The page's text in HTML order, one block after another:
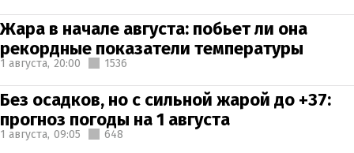
Жара в начале августа: побьет ли она
рекордные показатели температуры
1 августа, 20:00 1536
Без осадков, но с сильной жарой до +37:
прогноз погоды на 1 августа
1 августа, 09:05 648